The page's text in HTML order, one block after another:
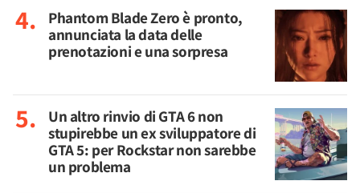
Phantom Blade Zero è pronto,
annunciata la data delle
prenotazioni e una sorpresa
Un altro rinvio di GTA 6 non
stupirebbe un ex sviluppatore di
GTA 5: per Rockstar non sarebbe
un problema